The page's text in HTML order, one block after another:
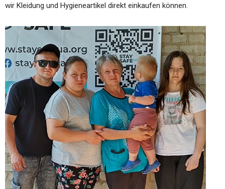
wir Kleidung und Hygieneartikel direkt einkaufen können.